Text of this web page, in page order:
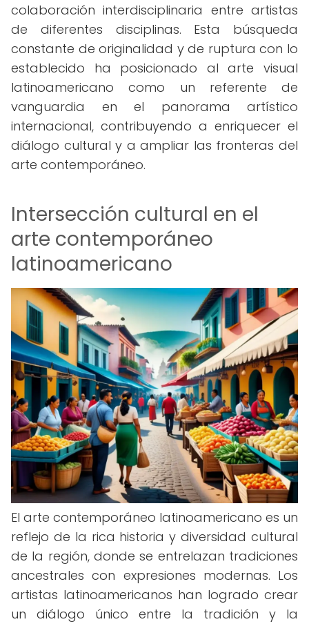
colaboración interdisciplinaria entre artistas
de diferentes disciplinas. Esta búsqueda
constante de originalidad y de ruptura con lo
establecido ha posicionado al arte visual
latinoamericano como un referente de
vanguardia en el panorama artístico
internacional, contribuyendo a enriquecer el
diálogo cultural y a ampliar las fronteras del
arte contemporáneo.
Intersección cultural en el
arte contemporáneo
latinoamericano
El arte contemporáneo latinoamericano es un
reflejo de la rica historia y diversidad cultural
de la región, donde se entrelazan tradiciones
ancestrales con expresiones modernas. Los
artistas latinoamericanos han logrado crear
un diálogo único entre la tradición y la